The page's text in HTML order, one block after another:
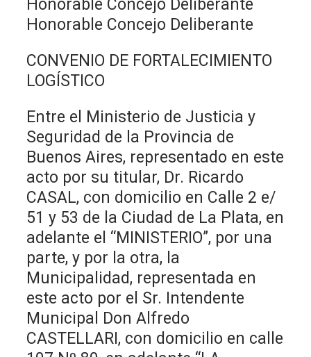
Honorable Concejo Deliberante
Honorable Concejo Deliberante
CONVENIO DE FORTALECIMIENTO
LOGÍSTICO
Entre el Ministerio de Justicia y
Seguridad de la Provincia de
Buenos Aires, representado en este
acto por su titular, Dr. Ricardo
CASAL, con domicilio en Calle 2 e/
51 y 53 de la Ciudad de La Plata, en
adelante el “MINISTERIO”, por una
parte, y por la otra, la
Municipalidad, representada en
este acto por el Sr. Intendente
Municipal Don Alfredo
CASTELLARI, con domicilio en calle